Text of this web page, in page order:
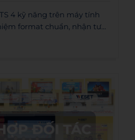
4 kỹ năng trên máy tính
format chuẩn, nhận tư
4.700.000đ